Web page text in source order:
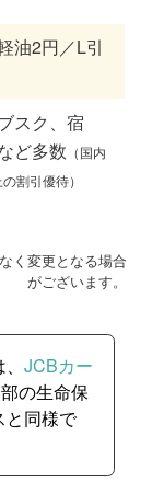
油2円／L引
スク、宿
ど多数 （国内
割引優待）
く変更となる場合
がございます。
JCBカー
の生命保
と同様で